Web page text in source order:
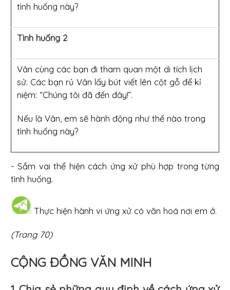
tình huống này?
Tình huống 2
Vân cùng các bạn đi tham quan một di tích lịch
sử. Các bạn rủ Vân lấy bút viết lên cột gỗ để kỉ
niệm: “Chúng tôi đã đến đây!”.
Nếu là Vân, em sẽ hành động như thế nào trong
tình huống này?
- Sắm vai thể hiện cách ứng xử phù hợp trong từng
tình huống.
Thực hiện hành vi ứng xử có văn hoá nơi em ở.
(Trang 70)
CỘNG ĐỒNG VĂN MINH